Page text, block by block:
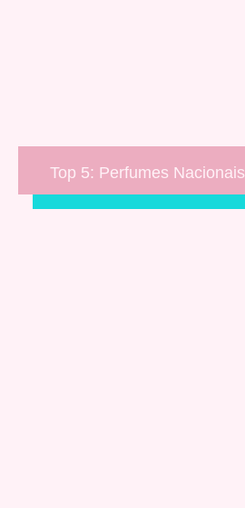
Top 5: Perfumes Nacionais